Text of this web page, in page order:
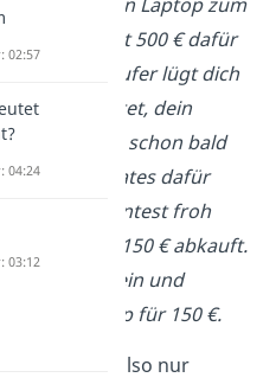
und möchtest 500 € dafür
möglicher Käufer lügt dich
und behauptet, dein
so alt, dass es schon bald
Updates dafür
dir, du könntest froh
er ihn dir für 150 € abkauft.
willigst ein und
den Laptop für 150 €.
Vertrag also nur
02:57
04:24
03:12